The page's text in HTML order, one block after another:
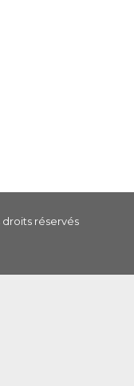
droits réservés